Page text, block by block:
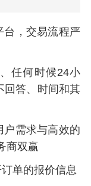
台，交易流程严
任何时候24小
回答、时间和其
户需求与高效的
商双赢
单的报价信息